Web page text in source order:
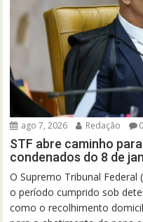
ago 7, 2026 Redação 0
STF abre caminho
condenados do 8 de
O Supremo Tribunal Federal
o período cumprido sob
como o recolhimento